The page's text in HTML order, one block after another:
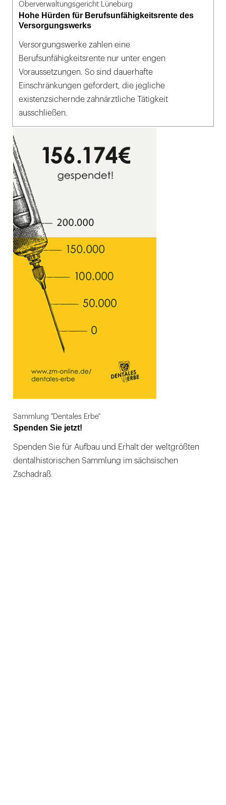
Oberverwaltungsgericht Lüneburg
Hohe Hürden für Berufsunfähigkeitsrente des
Versorgungswerks
Versorgungswerke zahlen eine
Berufsunfähigkeitsrente nur unter engen
Voraussetzungen. So sind dauerhafte
Einschränkungen gefordert, die jegliche
existenzsichernde zahnärztliche Tätigkeit
ausschließen.
Sammlung "Dentales Erbe"
Spenden Sie jetzt!
Spenden Sie für Aufbau und Erhalt der weltgrößten
dentalhistorischen Sammlung im sächsischen
Zschadraß.